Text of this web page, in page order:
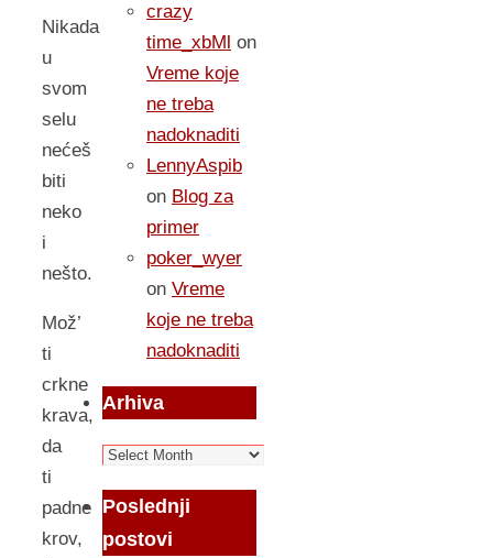
Nikada
u
svom
selu
nećeš
biti
neko
i
nešto.
Mož’
ti
crkne
krava,
da
ti
padne
krov,
crazy
time_xbMl on
Vreme koje
ne treba
nadoknaditi
LennyAspib
on Blog za
primer
poker_wyer
on Vreme
koje ne treba
nadoknaditi
Arhiva
Arhiva
Poslednji
postovi